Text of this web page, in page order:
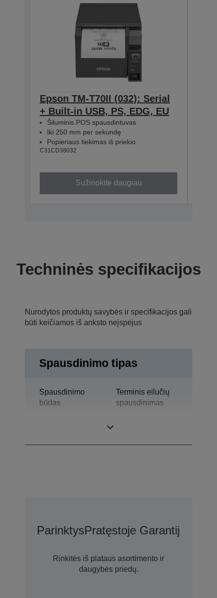
Epson TM-T70II (032): Serial
+ Built-in USB, PS, EDG, EU
Šiluminis POS spausdintuvas
Iki 250 mm per sekundę
Popieriaus tiekimas iš priekio
C31CD38032
Sužinokite daugiau
Techninės specifikacijos
Nurodytos produktų savybės ir specifikacijos gali
būti keičiamos iš anksto neįspėjus
Spausdinimo tipas
Spausdinimo
būdas
Terminis eilučių
spausdinimas
ParinktysPratęstoje Garantijoje
Rinkitės iš plataus asortimento ir
daugybės priedų.